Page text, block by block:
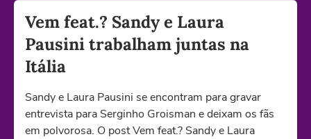
Vem feat.? Sandy e Laura
Pausini trabalham juntas na
Itália
Sandy e Laura Pausini se encontram para gravar
entrevista para Serginho Groisman e deixam os fãs
em polvorosa. O post Vem feat.? Sandy e Laura